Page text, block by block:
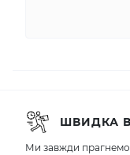
ШВИДКА
Ми завжди